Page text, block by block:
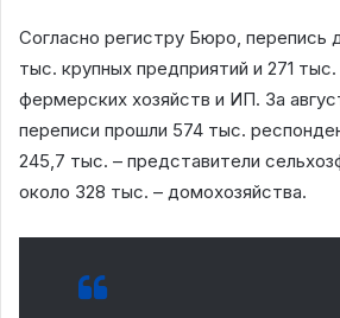
Согласно регистру Бюро, перепись
тыс. крупных предприятий и 271 тыс.
фермерских хозяйств и ИП. За
переписи прошли 574 тыс.
245,7 тыс. – представители
около 328 тыс. – домохозяйства.